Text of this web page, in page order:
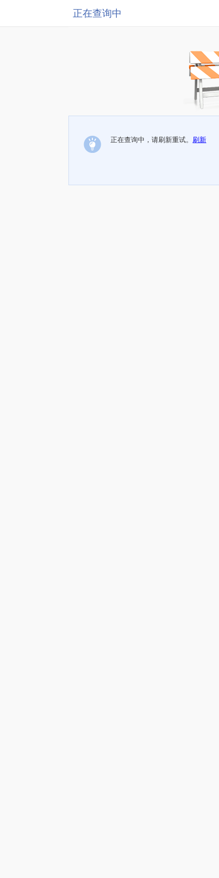
正在查询中
正在查询中，请刷新重试。 刷新